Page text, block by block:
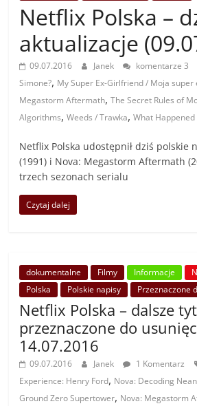
Netflix Polska –
aktualizacje
09.07.2016 Janek komentarze 3
Simone?, My Super Ex-Girlfriend / Moja super
Megastorm Aftermath,The Secret Rules of
Algorithms,Weeds / Trawka,What Happened
Netflix Polska udostępnił dziś polskie
(1991) i Nova: Megastorm Aftermath
trzech sezonach serialu
Czytaj dalej
dokumentalne Filmy Informacje
Polska
Polskie napisy Przeznaczone
Netflix Polska – dalsze
przeznaczone do
14.07.2016
09.07.2016 Janek 1 Komentarz
Experience: Henry Ford, Nova: Decoding
Ground Zero Supertower, Nova: Megastorm